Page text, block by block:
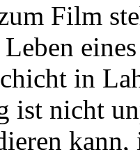
Film
in
ist nicht